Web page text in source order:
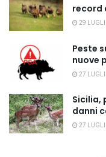
record
29
Peste
nuove
27
Sicilia,
danni
27